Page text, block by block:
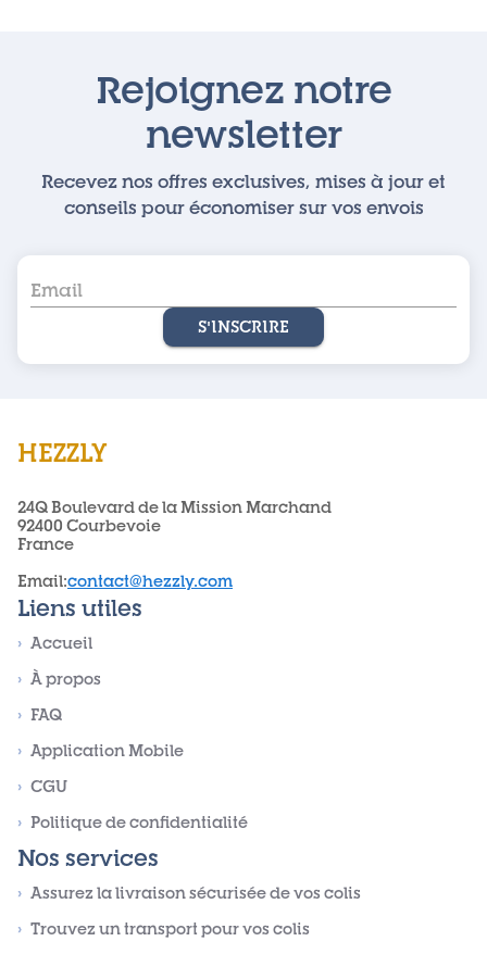
Rejoignez notre
newsletter
Recevez nos offres exclusives, mises à jour et
conseils pour économiser sur vos envois
S'INSCRIRE
HEZZLY
24Q Boulevard de la Mission Marchand
92400 Courbevoie
France
Email:contact@hezzly.com
Liens utiles
› Accueil
› À propos
› FAQ
› Application Mobile
› CGU
› Politique de confidentialité
Nos services
› Assurez la livraison sécurisée de vos colis
› Trouvez un transport pour vos colis